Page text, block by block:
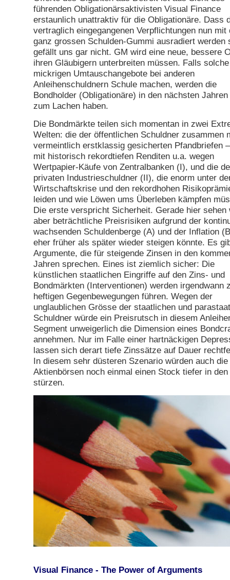
führenden Obligationärsaktivisten Visual Finance
erstaunlich unattraktiv für die Obligationäre. Dass
vertraglich eingegangenen Verpflichtungen nun mit
ganz grossen Schulden-Gummi ausradiert werden
gefällt uns gar nicht. GM wird eine neue, bessere
ihren Gläubigern unterbreiten müssen. Falls solche
mickrigen Umtauschangebote bei anderen
Anleihenschuldnern Schule machen, werden die
Bondholder (Obligationäre) in den nächsten
zum Lachen haben.
Die Bondmärkte teilen sich momentan in zwei
Welten: die der öffentlichen Schuldner zusammen
vermeintlich erstklassig gesicherten Pfandbriefen
mit historisch rekordtiefen Renditen u.a. wegen
Wertpapier-Käufe von Zentralbanken (I), und die
privaten Industrieschuldner (II), die enorm unter
Wirtschaftskrise und den rekordhohen
leiden und wie Löwen ums Überleben kämpfen
Die erste verspricht Sicherheit. Gerade hier sehen
aber beträchtliche Preisrisiken aufgrund der
wachsenden Schuldenberge (A) und der Inflation
eher früher als später wieder steigen könnte. Es
Argumente, die für steigende Zinsen in den
Jahren sprechen. Eines ist ziemlich sicher: Die
künstlichen staatlichen Eingriffe auf den Zins- und
Bondmärkten (Interventionen) werden irgendwann
heftigen Gegenbewegungen führen. Wegen der
unglaublichen Grösse der staatlichen und
Schuldner würde ein Preisrutsch in diesem
Segment unweigerlich die Dimension eines
annehmen. Nur im Falle einer hartnäckigen
lassen sich derart tiefe Zinssätze auf Dauer
In diesem sehr düsteren Szenario würden auch die
Aktienbörsen noch einmal einen Stock tiefer in
stürzen.
Visual Finance - The Power of Arguments